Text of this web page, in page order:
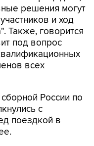
решения могут
и ход
Также, говорится
под вопрос
всех
России по
с
поездкой в